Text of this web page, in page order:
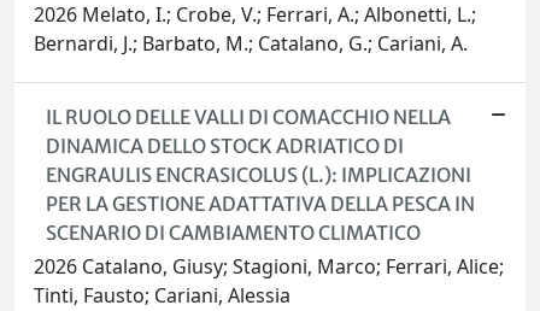
2026 Melato, I.; Crobe, V.; Ferrari, A.; Albonetti, L.;
Bernardi, J.; Barbato, M.; Catalano, G.; Cariani, A.
IL RUOLO DELLE VALLI DI COMACCHIO NELLA
DINAMICA DELLO STOCK ADRIATICO DI
ENGRAULIS ENCRASICOLUS (L.): IMPLICAZIONI
PER LA GESTIONE ADATTATIVA DELLA PESCA IN
SCENARIO DI CAMBIAMENTO CLIMATICO
2026 Catalano, Giusy; Stagioni, Marco; Ferrari, Alice;
Tinti, Fausto; Cariani, Alessia